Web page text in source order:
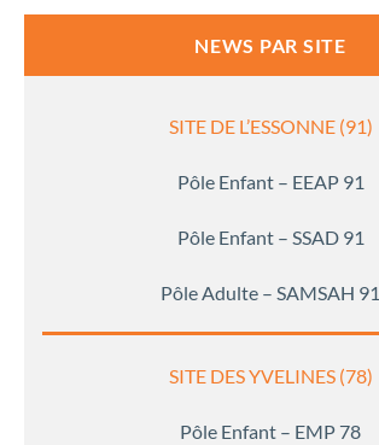
NEWS PAR SITE
SITE DE L’ESSONNE (91)
Pôle Enfant – EEAP 91
Pôle Enfant – SSAD 91
Pôle Adulte – SAMSAH 91
SITE DES YVELINES (78)
Pôle Enfant – EMP 78